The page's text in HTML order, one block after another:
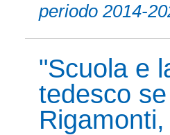
periodo 2014-
"Scuola e
tedesco